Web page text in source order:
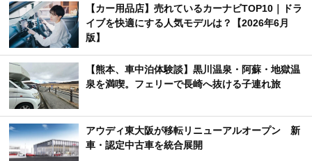
【カー用品店】売れているカーナビTOP10｜ドラ
イブを快適にする人気モデルは？【2026年6月
版】
【熊本、車中泊体験談】黒川温泉・阿蘇・地獄温
泉を満喫。フェリーで長崎へ抜ける子連れ旅
アウディ東大阪が移転リニューアルオープン 新
車・認定中古車を統合展開